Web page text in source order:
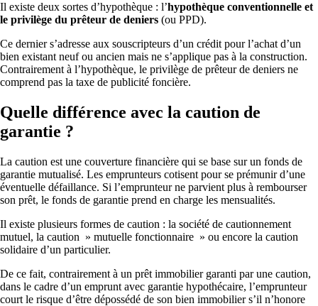
Il existe deux sortes d’hypothèque : l’hypothèque conventionnelle et
le privilège du prêteur de deniers (ou PPD).
Ce dernier s’adresse aux souscripteurs d’un crédit pour l’achat d’un
bien existant neuf ou ancien mais ne s’applique pas à la construction.
Contrairement à l’hypothèque, le privilège de prêteur de deniers ne
comprend pas la taxe de publicité foncière.
Quelle différence avec la caution de
garantie ?
La caution est une couverture financière qui se base sur un fonds de
garantie mutualisé. Les emprunteurs cotisent pour se prémunir d’une
éventuelle défaillance. Si l’emprunteur ne parvient plus à rembourser
son prêt, le fonds de garantie prend en charge les mensualités.
Il existe plusieurs formes de caution : la société de cautionnement
mutuel, la caution » mutuelle fonctionnaire » ou encore la caution
solidaire d’un particulier.
De ce fait, contrairement à un prêt immobilier garanti par une caution,
dans le cadre d’un emprunt avec garantie hypothécaire, l’emprunteur
court le risque d’être dépossédé de son bien immobilier s’il n’honore